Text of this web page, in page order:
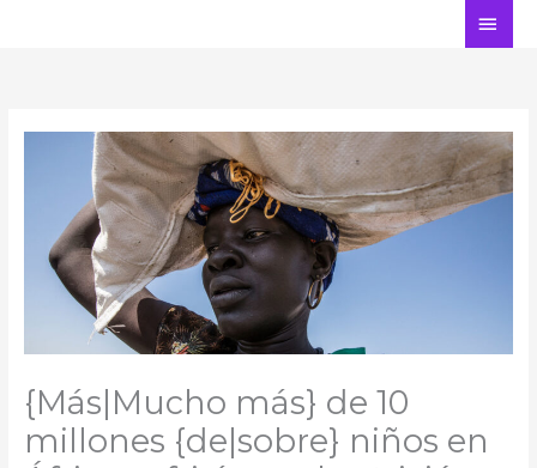
{Más|Mucho más} de 10
millones {de|sobre} niños en